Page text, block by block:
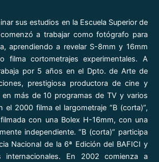
sus estudios en la Escuela Superior de
a trabajar como fotógrafo para
aprendiendo a revelar S-8mm y 16mm
filma cortometrajes experimentales. A
por 5 años en el Dpto. de Arte de
prestigiosa productora de cine y
en más de 10 programas de TV y varios
el 2000 filma el largometraje “B (corta)”,
con una Bolex H-16mm, con una
independiente. “B (corta)” participa
Nacional de la 6ª Edición del BAFICI y
internacionales. En 2002 comienza a